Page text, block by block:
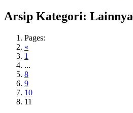
Arsip Kategori: Lainnya
Pages:
«
1
...
8
9
10
11